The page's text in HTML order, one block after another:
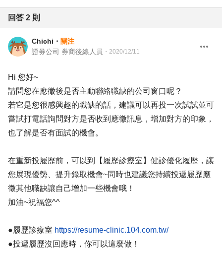
回答 2 則
Chichi ・ 關注
證券公司 券商後線人員 ・ 2020/12/11
Hi 您好~
請問您在應徵後是否主動聯絡職缺的公司窗口呢？
若它是您很感興趣的職缺的話，建議可以再投一次試試並可
嘗試打電話詢問對方是否收到應徵訊息，增加對方的印象，
也了解是否有面試的機會。
在重新投履歷前，可以到【履歷診療室】健診優化履歷，讓
您展現優勢、提升錄取機會~同時也建議您持續投遞履歷應
徵其他職缺讓自己增加一些機會哦！
加油~祝福您^^
●履歷診療室 https://resume-clinic.104.com.tw/
●投遞履歷沒回應時，你可以這麼做！